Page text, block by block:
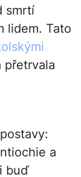
smrtí
lidem. Tato
přetrvala
a
buď